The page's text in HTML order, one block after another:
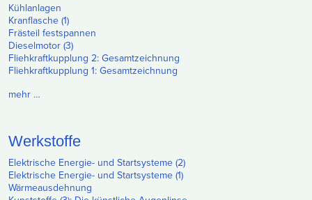
Kühlanlagen
Kranflasche (1)
Frästeil festspannen
Dieselmotor (3)
Fliehkraftkupplung 2: Gesamtzeichnung
Fliehkraftkupplung 1: Gesamtzeichnung
mehr …
Werkstoffe
Elektrische Energie- und Startsysteme (2)
Elektrische Energie- und Startsysteme (1)
Wärmeausdehnung